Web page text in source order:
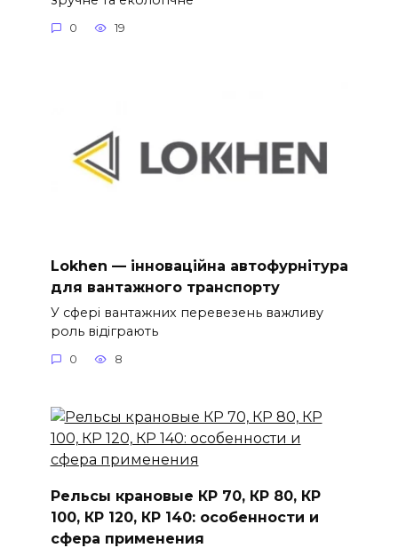
0 19
Lokhen — інноваційна автофурнітура
для вантажного транспорту
У сфері вантажних перевезень важливу
роль відіграють
0 8
Рельсы крановые КР 70, КР 80, КР
100, КР 120, КР 140: особенности и
сфера применения